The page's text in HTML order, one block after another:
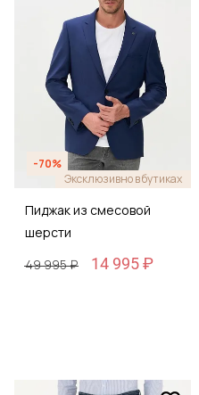
-70%
Эксклюзивно в бутиках
Пиджак из смесовой
шерсти
49 995 ₽
14 995 ₽